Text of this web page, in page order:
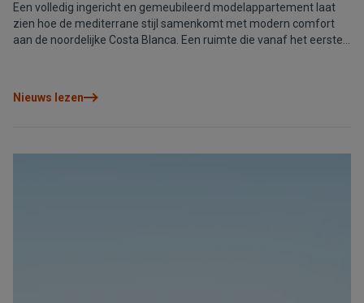
Een volledig ingericht en gemeubileerd modelappartement laat
zien hoe de mediterrane stijl samenkomt met modern comfort
aan de noordelijke Costa Blanca. Een ruimte die vanaf het eerste
Nieuws lezen